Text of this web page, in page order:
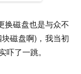
换磁盘也是与众不
磁盘啊)，我当初
了一跳。